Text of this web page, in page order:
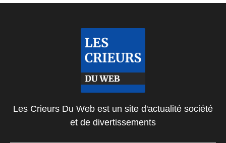
Les Crieurs Du Web est un site d'actualité société
et de divertissements